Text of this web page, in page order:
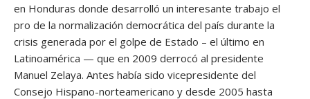
en Honduras donde desarrolló un interesante trabajo el
pro de la normalización democrática del país durante la
crisis generada por el golpe de Estado – el último en
Latinoamérica — que en 2009 derrocó al presidente
Manuel Zelaya. Antes había sido vicepresidente del
Consejo Hispano-norteamericano y desde 2005 hasta